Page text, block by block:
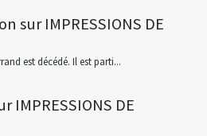
surIMPRESSIONS DE
est décédé. Il est parti...
IMPRESSIONS DE